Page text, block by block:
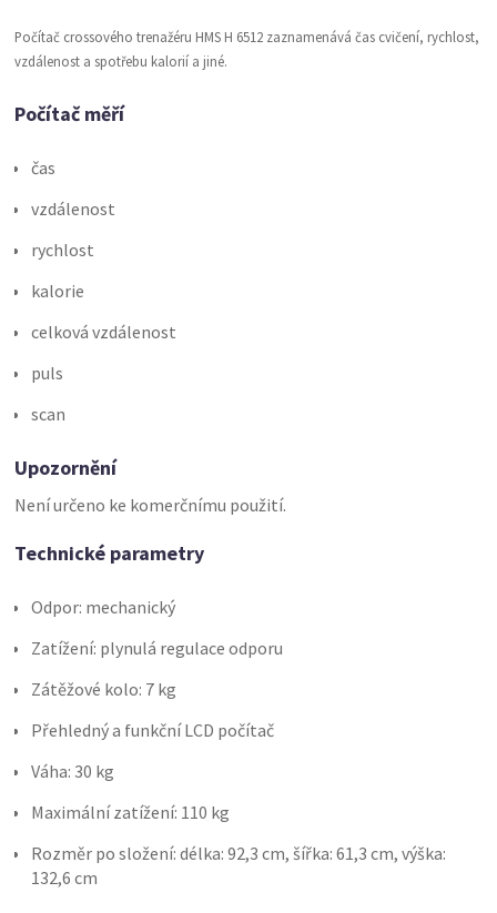
Počítač crossového trenažéru HMS H 6512 zaznamenává čas cvičení, rychlost,
vzdálenost a spotřebu kalorií a jiné.
Počítač měří
čas
vzdálenost
rychlost
kalorie
celková vzdálenost
puls
scan
Upozornění
Není určeno ke komerčnímu použití.
Technické parametry
Odpor: mechanický
Zatížení: plynulá regulace odporu
Zátěžové kolo: 7 kg
Přehledný a funkční LCD počítač
Váha: 30 kg
Maximální zatížení: 110 kg
Rozměr po složení: délka: 92,3 cm, šířka: 61,3 cm, výška:
132,6 cm